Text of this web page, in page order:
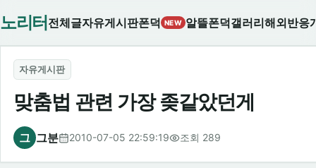
노리터 전체글자유게시판폰덕 NEW 알뜰폰덕갤러리해외반응
자유게시판
맞춤법 관련 가장 좆같았던게
그 그분 2010-07-05 22:59:19 조회 289